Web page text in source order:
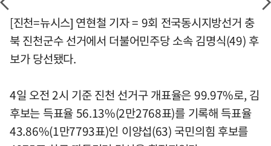
[진천=뉴시스] 연현철 기자 = 9회 전국동시지방선거 충
북 진천군수 선거에서 더불어민주당 소속 김명식(49) 후
보가 당선됐다.
4일 오전 2시 기준 진천 선거구 개표율은 99.97%로, 김
후보는 득표율 56.13%(2만2768표)를 기록해 득표율
43.86%(1만7793표)인 이양섭(63) 국민의힘 후보를